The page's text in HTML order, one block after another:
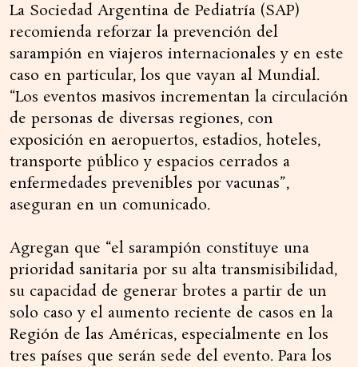
La Sociedad Argentina de Pediatría (SAP)
recomienda reforzar la prevención del
sarampión en viajeros internacionales y en este
caso en particular, los que vayan al Mundial.
“Los eventos masivos incrementan la circulación
de personas de diversas regiones, con
exposición en aeropuertos, estadios, hoteles,
transporte público y espacios cerrados a
enfermedades prevenibles por vacunas”,
aseguran en un comunicado.
Agregan que “el sarampión constituye una
prioridad sanitaria por su alta transmisibilidad,
su capacidad de generar brotes a partir de un
solo caso y el aumento reciente de casos en la
Región de las Américas, especialmente en los
tres países que serán sede del evento. Para los